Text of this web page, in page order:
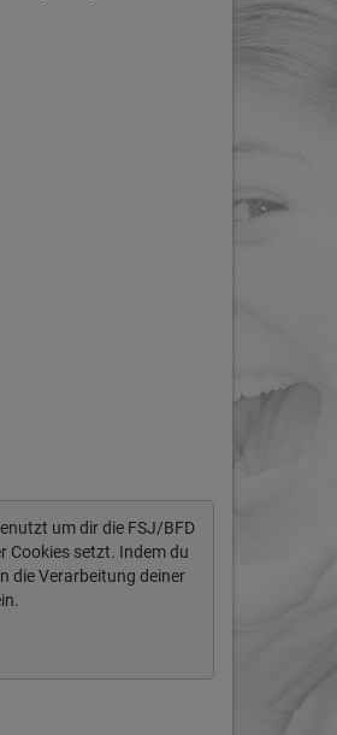
um dir die FSJ/BFD
Cookies setzt. Indem du
die Verarbeitung deiner